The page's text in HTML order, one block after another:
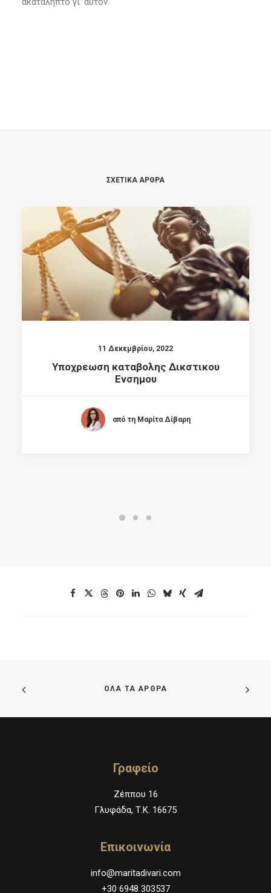
ΣΧΕΤΙΚΑ ΑΡΘΡΑ
11 Δεκεμβρίου, 2022
Υποχρεωση καταβολης Δικστικου
Ενσημου
από τη Μαρίτα Δίβαρη
ΟΛΑ ΤΑ ΑΡΘΡΑ
Γραφείο
Ζέππου 16
Γλυφάδα, Τ.Κ. 16675
Επικοινωνία
info@maritadivari.com
+30 6948 303537